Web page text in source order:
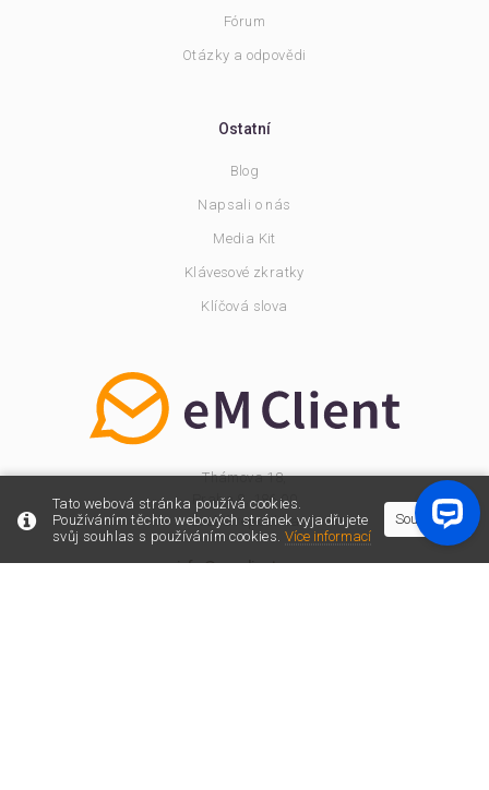
Tato webová stránka používá cookies.
Používáním těchto webových stránek vyjadřujete
svůj souhlas s používáním cookies. Více informací
Souhlasím
Fórum
Otázky a odpovědi
Ostatní
Blog
Napsali o nás
Media Kit
Klávesové zkratky
Klíčová slova
Thámova 18,
Praha 8, 186 00
Česká republika
info@emclient.com